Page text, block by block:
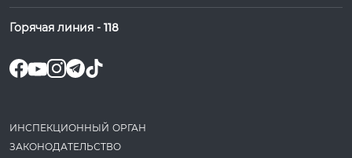
Горячая линия - 118
ИНСПЕКЦИОННЫЙ ОРГАН
ЗАКОНОДАТЕ­ЛЬСТВО